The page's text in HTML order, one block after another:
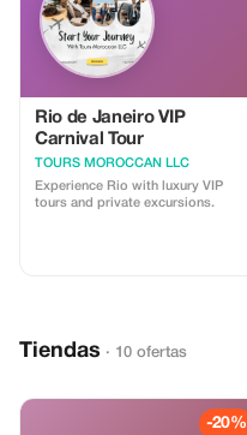
Rio de Janeiro VIP
Carnival Tour
TOURS MOROCCAN LLC
Experience Rio with luxury VIP
tours and private excursions.
Tiendas · 10 ofertas
-20%